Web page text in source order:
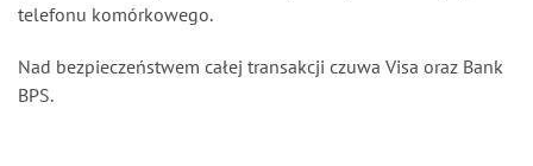
telefonu komórkowego.
Nad bezpieczeństwem całej transakcji czuwa Visa oraz Bank
BPS.